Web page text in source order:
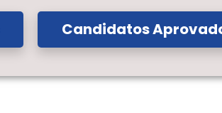
Candidatos